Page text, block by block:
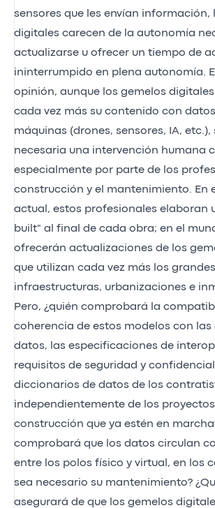
sensores que les envían información,
digitales carecen de la autonomía
actualizarse u ofrecer un tiempo de
ininterrumpido en plena autonomía.
opinión, aunque los gemelos
cada vez más su contenido con
máquinas (drones, sensores, IA, etc.),
necesaria una intervención humana
especialmente por parte de los
construcción y el mantenimiento. En
actual, estos profesionales elaboran
built" al final de cada obra; en el
ofrecerán actualizaciones de los
que utilizan cada vez más los
infraestructuras, urbanizaciones e
Pero, ¿quién comprobará la
coherencia de estos modelos con las
datos, las especificaciones de
requisitos de seguridad y
diccionarios de datos de los
independientemente de los
construcción que ya estén en
comprobará que los datos circulan
entre los polos físico y virtual, en los
sea necesario su mantenimiento?
asegurará de que los gemelos